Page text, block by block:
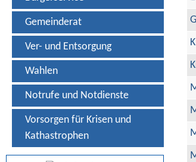
Gemeinderat
Ver- und Entsorgung
Wahlen
Notrufe und Notdienste
Vorsorgen für Krisen und
Kathastrophen